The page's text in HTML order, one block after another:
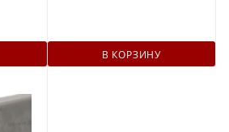
В КОРЗИНУ